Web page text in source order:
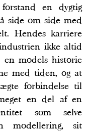
en dygtig
side om side med
Hendes karriere
ikke altid
models historie
med tiden, og at
forbindelse til
en del af en
som selve
modellering, sit